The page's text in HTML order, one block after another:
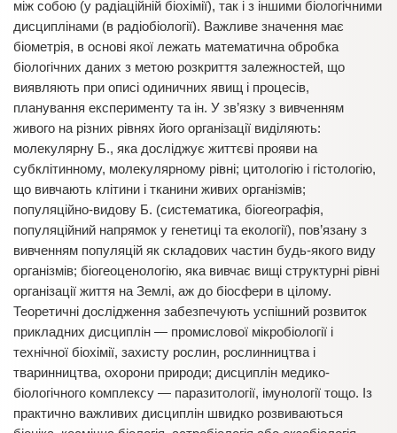
між собою (у радіаційній біохімії), так і з іншими біологічними
дисциплінами (в радіобіології). Важливе значення має
біометрія, в основі якої лежать математична обробка
біологічних даних з метою розкриття залежностей, що
виявляють при описі одиничних явищ і процесів,
планування експерименту та ін. У зв’язку з вивченням
живого на різних рівнях його організації виділяють:
молекулярну Б., яка досліджує життєві прояви на
субклітинному, молекулярному рівні; цитологію і гістологію,
що вивчають клітини і тканини живих організмів;
популяційно-видову Б. (систематика, біогеографія,
популяційний напрямок у генетиці та екології), пов’язану з
вивченням популяцій як складових частин будь-якого виду
організмів; біогеоценологію, яка вивчає вищі структурні рівні
організації життя на Землі, аж до біосфери в цілому.
Теоретичні дослідження забезпечують успішний розвиток
прикладних дисциплін — промислової мікробіології і
технічної біохімії, захисту рослин, рослинництва і
тваринництва, охорони природи; дисциплін медико-
біологічного комплексу — паразитології, імунології тощо. Із
практично важливих дисциплін швидко розвиваються